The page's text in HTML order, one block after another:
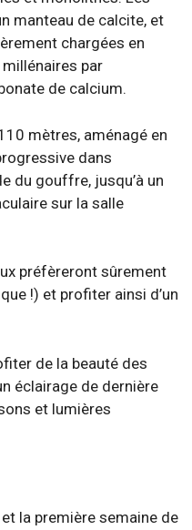
manteau de calcite, et
chargées en
par
de calcium.
mètres, aménagé en
dans
du gouffre, jusqu’à un
sur la salle
préfèreront sûrement
!) et profiter ainsi d’un
de la beauté des
éclairage de dernière
et lumières
la première semaine de